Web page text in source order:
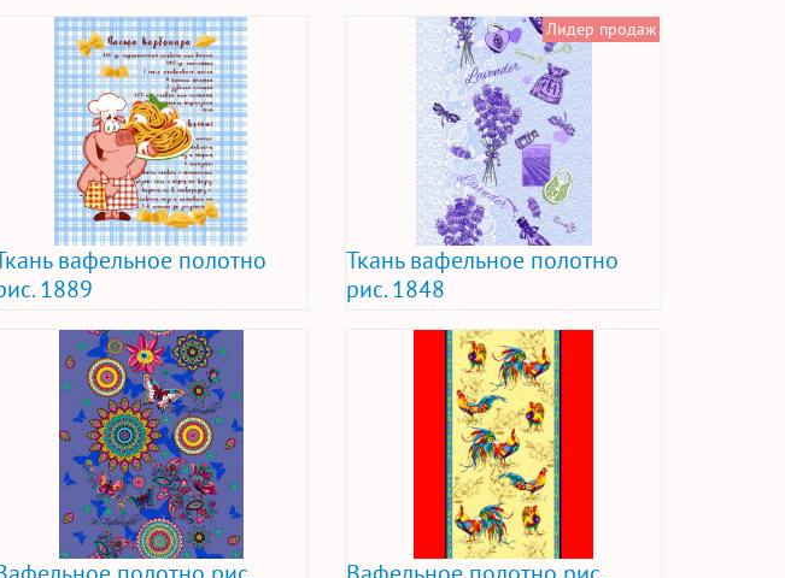
вафельное полотно
1889
Лидер продаж
Ткань вафельное полотно
рис. 1848